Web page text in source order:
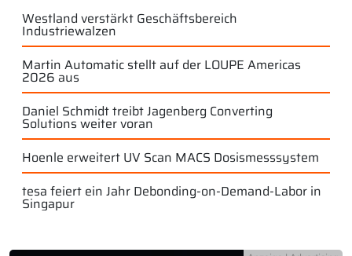
Westland verstärkt Geschäftsbereich
Industriewalzen
Martin Automatic stellt auf der LOUPE Americas
2026 aus
Daniel Schmidt treibt Jagenberg Converting
Solutions weiter voran
Hoenle erweitert UV Scan MACS Dosismesssystem
tesa feiert ein Jahr Debonding-on-Demand-Labor in
Singapur